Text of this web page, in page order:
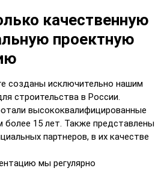
качественную
проектную
созданы исключительно нашим
строительства в России.
высококвалифицированные
15 лет. Также представлены
партнеров, в их качестве
мы регулярно